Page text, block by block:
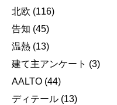
北欧 (116)
告知 (45)
温熱 (13)
建て主アンケート (3)
AALTO (44)
ディテール (13)